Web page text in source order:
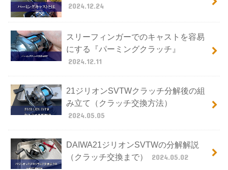
2024.12.24
スリーフィンガーでのキャストを容易
にする『パーミングクラッチ』
2024.12.11
21ジリオンSVTWクラッチ分解後の組
み立て（クラッチ交換方法）
2024.05.05
DAIWA21ジリオンSVTWの分解解説
（クラッチ交換まで）
2024.05.02